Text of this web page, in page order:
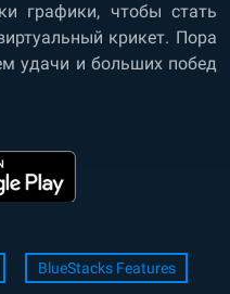
графики, чтобы стать
крикет. Пора
удачи и больших побед
BlueStacks Features